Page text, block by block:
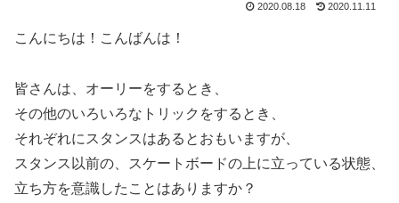
2020.08.18 2020.11.11
こんにちは！こんばんは！
皆さんは、オーリーをするとき、
その他のいろいろなトリックをするとき、
それぞれにスタンスはあるとおもいますが、
スタンス以前の、スケートボードの上に立っている状態、
立ち方を意識したことはありますか？